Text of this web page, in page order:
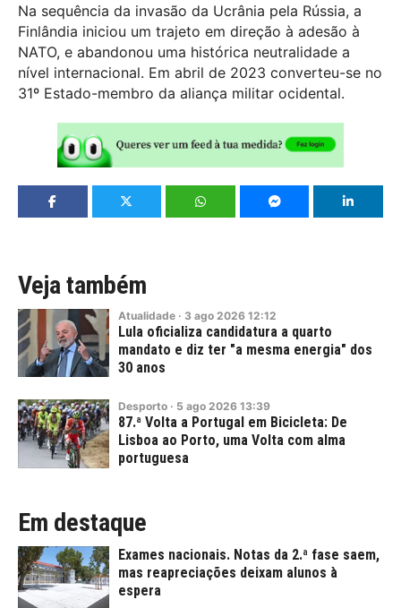
Na sequência da invasão da Ucrânia pela Rússia, a
Finlândia iniciou um trajeto em direção à adesão à
NATO, e abandonou uma histórica neutralidade a
nível internacional. Em abril de 2023 converteu-se no
31º Estado-membro da aliança militar ocidental.
Veja também
Atualidade · 3 ago 2026 12:12
Lula oficializa candidatura a quarto
mandato e diz ter "a mesma energia" dos
30 anos
Desporto · 5 ago 2026 13:39
87.ª Volta a Portugal em Bicicleta: De
Lisboa ao Porto, uma Volta com alma
portuguesa
Em destaque
Exames nacionais. Notas da 2.ª fase saem,
mas reapreciações deixam alunos à
espera